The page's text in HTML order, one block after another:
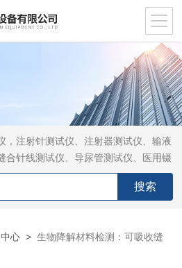
，注射针测试仪、注射器测试仪、输液
合针线测试仪、导尿管测试仪、医用镊
、针灸针测试仪、留置针测试仪
心 >生物降解材料检测：可吸收缝